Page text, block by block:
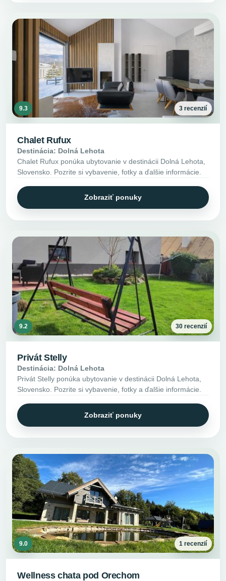
9.3 3 recenzií
Chalet Rufux
Destinácia: Dolná Lehota
Chalet Rufux ponúka ubytovanie v destinácii Dolná Lehota,
Slovensko. Pozrite si vybavenie, fotky a ďalšie informácie.
Zobraziť ponuky
9.2 30 recenzií
Privát Stelly
Destinácia: Dolná Lehota
Privát Stelly ponúka ubytovanie v destinácii Dolná Lehota,
Slovensko. Pozrite si vybavenie, fotky a ďalšie informácie.
Zobraziť ponuky
9.0 1 recenzií
Wellness chata pod Orechom